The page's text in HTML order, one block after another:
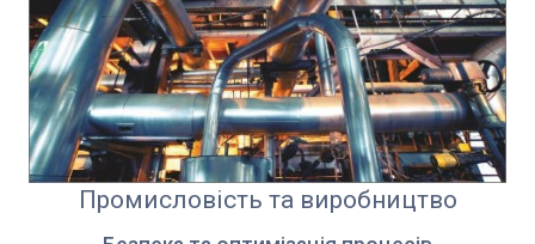
Промисловість та виробництво